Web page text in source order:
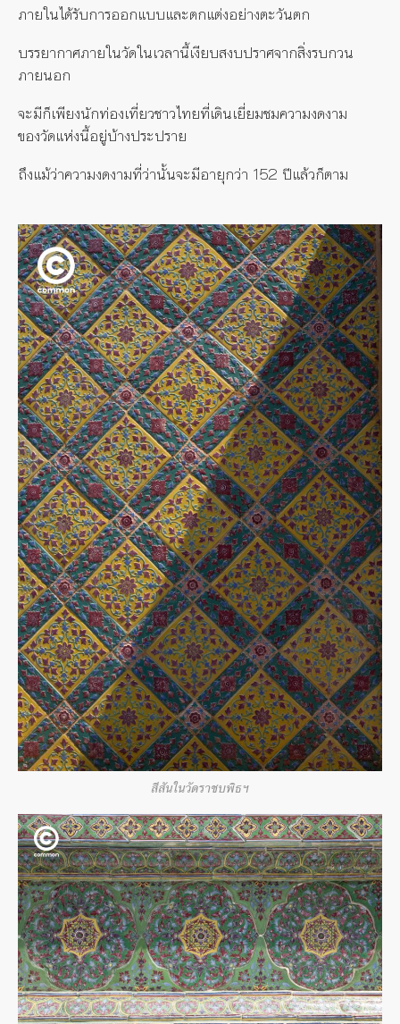
ภายในได้รับการออกแบบและตกแต่งอย่างตะวันตก
บรรยากาศภายในวัดในเวลานี้เงียบสงบปราศจากสิ่งรบกวน
ภายนอก
จะมีก็เพียงนักท่องเที่ยวชาวไทยที่เดินเยี่ยมชมความงดงาม
ของวัดแห่งนี้อยู่บ้างประปราย
ถึงแม้ว่าความงดงามที่ว่านั้นจะมีอายุกว่า 152 ปีแล้วก็ตาม
สีสันในวัดราชบพิธฯ